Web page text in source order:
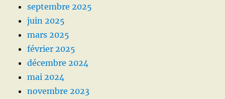
septembre 2025
juin 2025
mars 2025
février 2025
décembre 2024
mai 2024
novembre 2023